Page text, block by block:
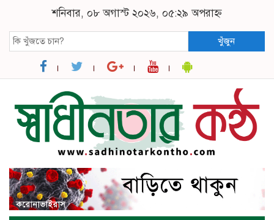
শনিবার, ০৮ অগাস্ট ২০২৬, ০৫:২৯ অপরাহ্ন
খুঁজুন